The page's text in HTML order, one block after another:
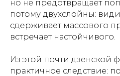
но не предотвращает
потому двухслойны:
сдерживает массового
встречает настойчивого.
Из этой почти дзенской
практичное следствие: